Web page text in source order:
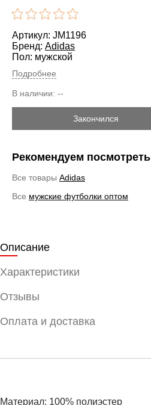
Артикул: JM1196
Бренд: Adidas
Пол: мужской
Подробнее
В наличии: --
Закончился
Рекомендуем посмотреть
Все товары Adidas
Все мужские футболки оптом
Описание
Характеристики
Отзывы
Оплата и доставка
Материал: 100% полиэстер